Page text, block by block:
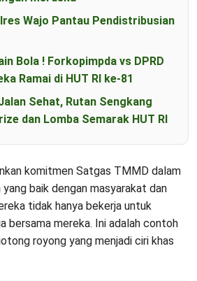
Wajo Pantau Pendistribusian
Bola ! Forkopimpda vs DPRD
Ramai di HUT RI ke-81
Sehat, Rutan Sengkang
dan Lomba Semarak HUT RI
komitmen Satgas TMMD dalam
baik dengan masyarakat dan
tidak hanya bekerja untuk
bersama mereka. Ini adalah contoh
royong yang menjadi ciri khas